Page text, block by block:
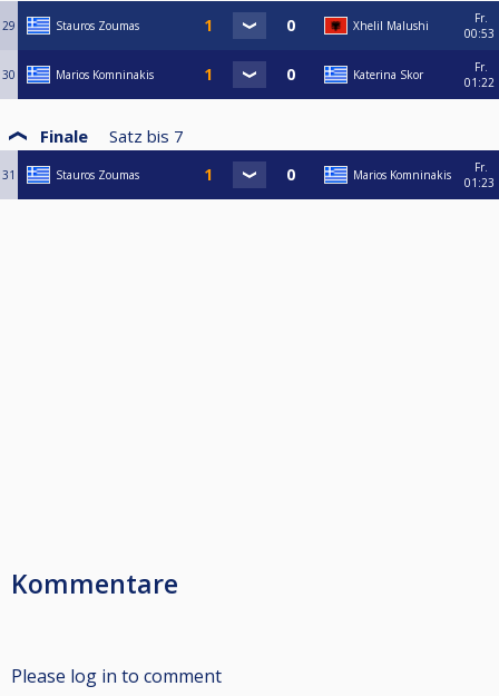
29 Stauros Zoumas Xhelil Malushi
Fr.
00:53
30 Marios Komninakis Katerina Skor
Fr.
01:22
Finale Satz bis 7
31 Stauros Zoumas Marios Komninakis
Fr.
01:23
Kommentare
Please log in to comment